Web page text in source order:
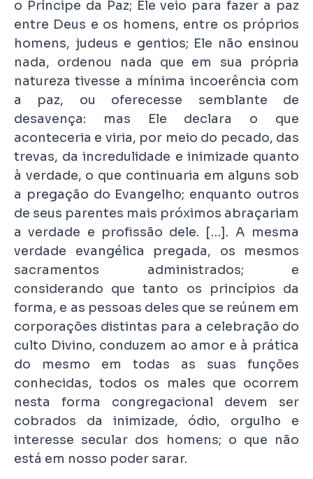
o Príncipe da Paz; Ele veio para fazer a paz
entre Deus e os homens, entre os próprios
homens, judeus e gentios; Ele não ensinou
nada, ordenou nada que em sua própria
natureza tivesse a mínima incoerência com
a paz, ou oferecesse semblante de
desavença: mas Ele declara o que
aconteceria e viria, por meio do pecado, das
trevas, da incredulidade e inimizade quanto
à verdade, o que continuaria em alguns sob
a pregação do Evangelho; enquanto outros
de seus parentes mais próximos abraçariam
a verdade e profissão dele. […]. A mesma
verdade evangélica pregada, os mesmos
sacramentos administrados; e
considerando que tanto os princípios da
forma, e as pessoas deles que se reúnem em
corporações distintas para a celebração do
culto Divino, conduzem ao amor e à prática
do mesmo em todas as suas funções
conhecidas, todos os males que ocorrem
nesta forma congregacional devem ser
cobrados da inimizade, ódio, orgulho e
interesse secular dos homens; o que não
está em nosso poder sarar.